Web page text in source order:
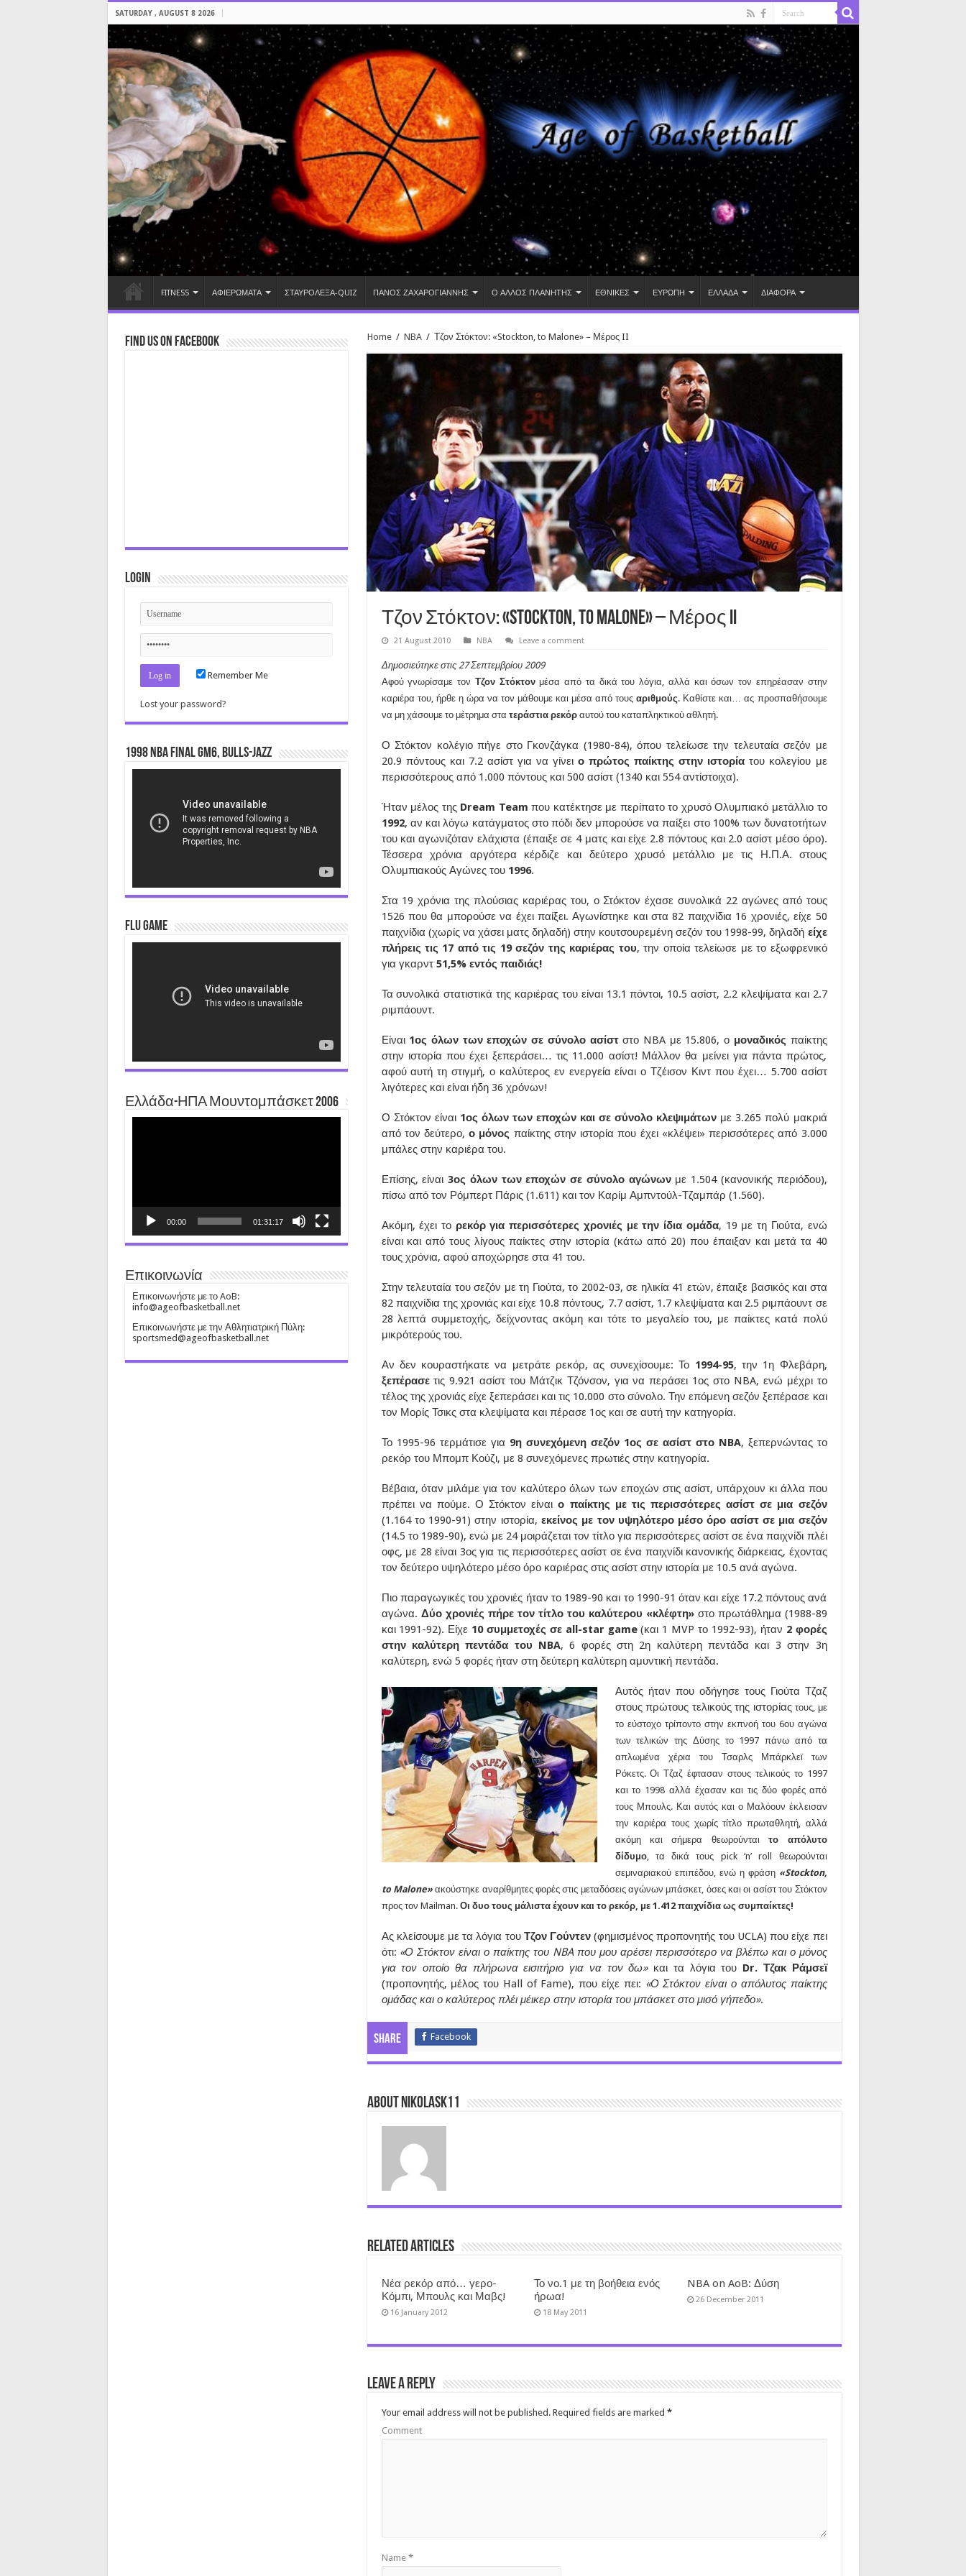
SATURDAY , AUGUST 8 2026
FITNESS ΑΦΙΕΡΩΜΑΤΑ ΣΤΑΥΡΟΛΕΞΑ-QUIZ ΠΑΝΟΣ ΖΑΧΑΡΟΓΙΑΝΝΗΣ Ο ΑΛΛΟΣ ΠΛΑΝΗΤΗΣ ΕΘΝΙΚΕΣ ΕΥΡΩΠΗ ΕΛΛΑΔΑ ΔΙΑΦΟΡΑ
Home / NBA / Τζον Στόκτον: «Stockton, to Malone» – Μέρος II
Τζον Στόκτον: «Stockton, to Malone» – Μέρος II
21 August 2010 NBA Leave a comment
Δημοσιεύτηκε στις 27 Σεπτεμβρίου 2009
Αφού γνωρίσαμε τον Τζον Στόκτονμέσα από τα δικά του λόγια, αλλά και όσων τον επηρέασαν στην
καριέρα του, ήρθε η ώρα να τον μάθουμε και μέσα από τουςαριθμούς. Καθίστε και… ας προσπαθήσουμε
να μη χάσουμε το μέτρημα στα τεράστια ρεκόρ αυτού του καταπληκτικού αθλητή.
Ο Στόκτον κολέγιο πήγε στο Γκονζάγκα (1980-84), όπου τελείωσε την τελευταία σεζόν με
20.9 πόντους και 7.2 ασίστ για να γίνειο πρώτος παίκτης στην ιστορίατου κολεγίου με
περισσότερους από 1.000 πόντους και 500 ασίστ (1340 και 554 αντίστοιχα).
Ήταν μέλος της Dream Team που κατέκτησε με περίπατο το χρυσό Ολυμπιακό μετάλλιο το
1992, αν και λόγω κατάγματος στο πόδι δεν μπορούσε να παίξει στο 100% των δυνατοτήτων
του και αγωνιζόταν ελάχιστα (έπαιξε σε 4 ματς και είχε 2.8 πόντους και 2.0 ασίστ μέσο όρο).
Τέσσερα χρόνια αργότερα κέρδιζε και δεύτερο χρυσό μετάλλιο με τις Η.Π.Α. στους
Ολυμπιακούς Αγώνες του 1996.
Στα 19 χρόνια της πλούσιας καριέρας του, ο Στόκτον έχασε συνολικά 22 αγώνες από τους
1526 που θα μπορούσε να έχει παίξει. Αγωνίστηκε και στα 82 παιχνίδια 16 χρονιές, είχε 50
παιχνίδια (χωρίς να χάσει ματς δηλαδή) στην κουτσουρεμένη σεζόν του 1998-99, δηλαδή είχε
πλήρεις τις 17 από τις 19 σεζόν της καριέρας του, την οποία τελείωσε με το εξωφρενικό
για γκαρντ 51,5% εντός παιδιάς!
Τα συνολικά στατιστικά της καριέρας του είναι 13.1 πόντοι, 10.5 ασίστ, 2.2 κλεψίματα και 2.7
ριμπάουντ.
Είναι 1ος όλων των εποχών σε σύνολο ασίστστο NBA με 15.806, ο μοναδικός παίκτης
στην ιστορία που έχει ξεπεράσει… τις 11.000 ασίστ! Μάλλον θα μείνει για πάντα πρώτος,
αφού αυτή τη στιγμή, ο καλύτερος εν ενεργεία είναι ο Τζέισον Κιντ που έχει… 5.700 ασίστ
λιγότερες και είναι ήδη 36 χρόνων!
Ο Στόκτον είναι 1ος όλων των εποχών και σε σύνολο κλεψιμάτων με 3.265 πολύ μακριά
από τον δεύτερο,ο μόνος παίκτης στην ιστορία που έχει «κλέψει» περισσότερες από 3.000
μπάλες στην καριέρα του.
Επίσης, είναι 3ος όλων των εποχών σε σύνολο αγώνωνμε 1.504 (κανονικής περιόδου),
πίσω από τον Ρόμπερτ Πάρις (1.611) και τον Καρίμ Αμπντούλ-Τζαμπάρ (1.560).
Ακόμη, έχει τορεκόρ για περισσότερες χρονιές με την ίδια ομάδα, 19 με τη Γιούτα, ενώ
είναι και από τους λίγους παίκτες στην ιστορία (κάτω από 20) που έπαιξαν και μετά τα 40
τους χρόνια, αφού αποχώρησε στα 41 του.
Στην τελευταία του σεζόν με τη Γιούτα, το 2002-03, σε ηλικία 41 ετών, έπαιξε βασικός και στα
82 παιχνίδια της χρονιάς και είχε 10.8 πόντους, 7.7 ασίστ, 1.7 κλεψίματα και 2.5 ριμπάουντ σε
28 λεπτά συμμετοχής, δείχνοντας ακόμη και τότε το μεγαλείο του, με παίκτες κατά πολύ
μικρότερούς του.
Αν δεν κουραστήκατε να μετράτε ρεκόρ, ας συνεχίσουμε: Το 1994-95, την 1η Φλεβάρη,
ξεπέρασετις 9.921 ασίστ του Μάτζικ Τζόνσον, για να περάσει 1ος στο NBA, ενώ μέχρι το
τέλος της χρονιάς είχε ξεπεράσει και τις 10.000 στο σύνολο. Την επόμενη σεζόν ξεπέρασε και
τον Μορίς Τσικς στα κλεψίματα και πέρασε 1ος και σε αυτή την κατηγορία.
Το 1995-96 τερμάτισε για 9η συνεχόμενη σεζόν 1ος σε ασίστ στο NBA, ξεπερνώντας το
ρεκόρ του Μπομπ Κούζι, με 8 συνεχόμενες πρωτιές στην κατηγορία.
Βέβαια, όταν μιλάμε για τον καλύτερο όλων των εποχών στις ασίστ, υπάρχουν κι άλλα που
πρέπει να πούμε. Ο Στόκτον είναιο παίκτης με τις περισσότερες ασίστ σε μια σεζόν
(1.164 το 1990-91) στην ιστορία, εκείνος με τον υψηλότερο μέσο όρο ασίστ σε μια σεζόν
(14.5 το 1989-90), ενώ με 24 μοιράζεται τον τίτλο για περισσότερες ασίστ σε ένα παιχνίδι πλέι
οφς, με 28 είναι 3ος για τις περισσότερες ασίστ σε ένα παιχνίδι κανονικής διάρκειας, έχοντας
τον δεύτερο υψηλότερο μέσο όρο καριέρας στις ασίστ στην ιστορία με 10.5 ανά αγώνα.
Πιο παραγωγικές του χρονιές ήταν το 1989-90 και το 1990-91 όταν και είχε 17.2 πόντους ανά
αγώνα. Δύο χρονιές πήρε τον τίτλο του καλύτερου «κλέφτη» στο πρωτάθλημα (1988-89
και 1991-92). Είχε 10 συμμετοχές σε all-star game(και 1 MVP το 1992-93), ήταν 2 φορές
στην καλύτερη πεντάδα του NBA, 6 φορές στη 2η καλύτερη πεντάδα και 3 στην 3η
καλύτερη, ενώ 5 φορές ήταν στη δεύτερη καλύτερη αμυντική πεντάδα.
Αυτός ήταν που οδήγησε τους Γιούτα Τζαζ
στους πρώτους τελικούς της ιστορίας τους, με
το εύστοχο τρίποντο στην εκπνοή του 6ου αγώνα
των τελικών της Δύσης το 1997 πάνω από τα
απλωμένα χέρια του Τσαρλς Μπάρκλεϊ των
Ρόκετς. Οι Τζαζ έφτασαν στους τελικούς το 1997
και το 1998 αλλά έχασαν και τις δύο φορές από
τους Μπουλς. Και αυτός και ο Μαλόουν έκλεισαν
την καριέρα τους χωρίς τίτλο πρωταθλητή, αλλά
ακόμη και σήμερα θεωρούνταιτο απόλυτο
δίδυμο, τα δικά τους pick ‘n’ roll θεωρούνται
σεμιναριακού επιπέδου, ενώ η φράση «Stockton,
to Malone»ακούστηκε αναρίθμητες φορές στις μεταδόσεις αγώνων μπάσκετ, όσες και οι ασίστ του Στόκτον
προς τον Mailman. Οι δυο τους μάλιστα έχουν και το ρεκόρ, με 1.412 παιχνίδια ως συμπαίκτες!
Ας κλείσουμε με τα λόγια του Τζον Γούντεν (φημισμένος προπονητής του UCLA) που είχε πει
ότι: «Ο Στόκτον είναι ο παίκτης του NBA που μου αρέσει περισσότερο να βλέπω και ο μόνος
για τον οποίο θα πλήρωνα εισιτήριο για να τον δω» και τα λόγια του Dr. Τζακ Ράμσεϊ
(προπονητής, μέλος του Hall of Fame), που είχε πει: «Ο Στόκτον είναι ο απόλυτος παίκτης
ομάδας και ο καλύτερος πλέι μέικερ στην ιστορία του μπάσκετ στο μισό γήπεδο».
Share Facebook
About nikolask11
Related Articles
Νέα ρεκόρ από… γερο-
Κόμπι, Μπουλς και Μαβς!
16 January 2012
Το νο.1 με τη βοήθεια ενός
ήρωα!
18 May 2011
NBA on AoB: Δύση
26 December 2011
Leave a Reply
Your email address will not be published.Required fields are marked *
Comment
Name *
Find us on Facebook
Login
Remember Me
Lost your password?
1998 NBA Final gm6, Bulls-Jazz
Flu Game
Ελλάδα-ΗΠΑ Μουντομπάσκετ 2006
00:00 01:31:17
Επικοινωνία
Επικοινωνήστε με το AoB:
info@ageofbasketball.net
Επικοινωνήστε με την Αθλητιατρική Πύλη:
sportsmed@ageofbasketball.net